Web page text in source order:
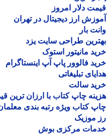
دلار امروز
ارز دیجیتال در تهران
بار
طراحی سایت یزد
مانیتور استوک
فالوور پاپ آپ اینستاگرام
تبلیغاتی
سالت
چاپ کتاب با ارزان ترین قیمت
کتاب ویژه رتبه بندی معلمان
موزیک
مرکزی بوش